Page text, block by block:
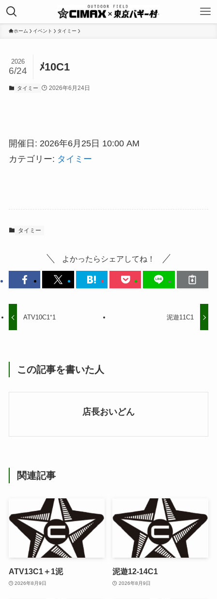
ホーム イベント タイミー
ﾒ10C1
2026
6/24
タイミー 2026年6月24日
開催日: 2026年6月25日 10:00 AM
カテゴリー: タイミー
タイミー
よかったらシェアしてね！
ATV10C1⁺1 泥遊11C1
この記事を書いた人
店長おいどん
関連記事
ATV13C1＋1泥
2026年8月9日
泥遊12-14C1
2026年8月9日